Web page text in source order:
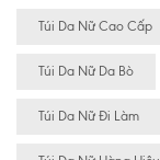
Túi Da Nữ Cao Cấp
Túi Da Nữ Da Bò
Túi Da Nữ Đi Làm